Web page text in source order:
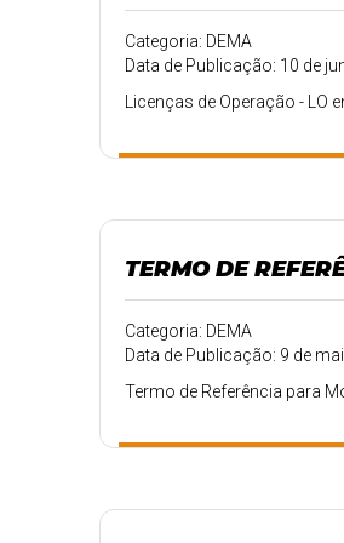
Categoria: DEMA
Data de Publicação: 10 de
Licenças de Operação - LO
TERMO DE
Categoria: DEMA
Data de Publicação: 9 de
Termo de Referência para